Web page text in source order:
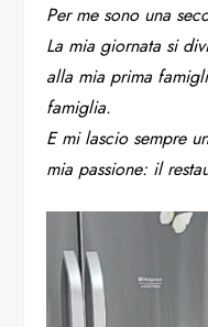
Per me sono una
La mia giornata si
alla mia prima
famiglia.
E mi lascio sempre
mia passione: il